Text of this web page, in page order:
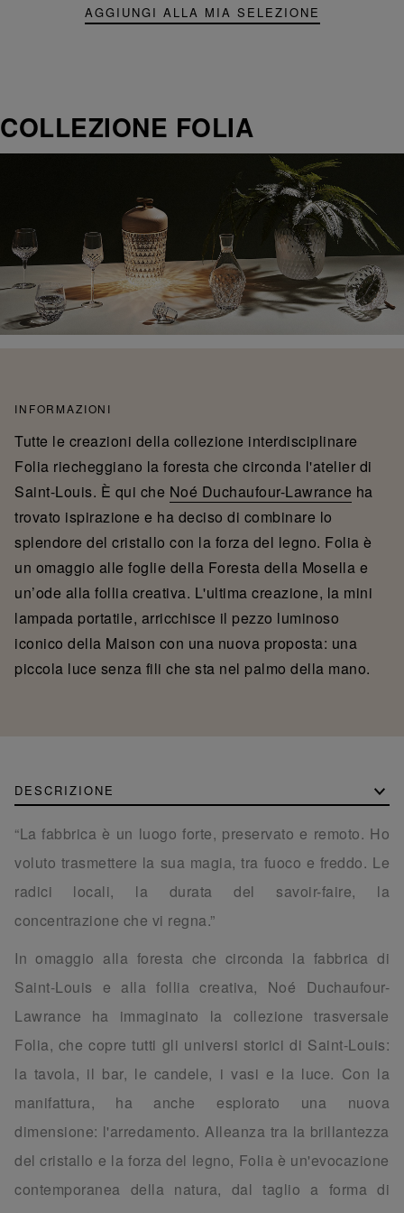
AGGIUNGI ALLA MIA SELEZIONE
COLLEZIONE FOLIA
INFORMAZIONI
Tutte le creazioni della collezione interdisciplinare
Folia riecheggiano la foresta che circonda l'atelier di
Saint-Louis. È qui che Noé Duchaufour-Lawrance ha
trovato ispirazione e ha deciso di combinare lo
splendore del cristallo con la forza del legno. Folia è
un omaggio alle foglie della Foresta della Mosella e
un’ode alla follia creativa. L'ultima creazione, la mini
lampada portatile, arricchisce il pezzo luminoso
iconico della Maison con una nuova proposta: una
piccola luce senza fili che sta nel palmo della mano.
DESCRIZIONE
“La fabbrica è un luogo forte, preservato e remoto. Ho
voluto trasmettere la sua magia, tra fuoco e freddo. Le
radici locali, la durata del savoir-faire, la
concentrazione che vi regna.”
In omaggio alla foresta che circonda la fabbrica di
Saint-Louis e alla follia creativa, Noé Duchaufour-
Lawrance ha immaginato la collezione trasversale
Folia, che copre tutti gli universi storici di Saint-Louis:
la tavola, il bar, le candele, i vasi e la luce. Con la
manifattura, ha anche esplorato una nuova
dimensione: l'arredamento. Alleanza tra la brillantezza
del cristallo e la forza del legno, Folia è un'evocazione
contemporanea della natura, dal taglio a forma di